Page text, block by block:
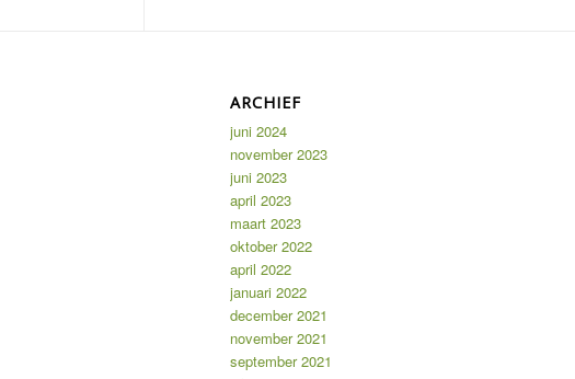
ARCHIEF
juni 2024
november 2023
juni 2023
april 2023
maart 2023
oktober 2022
april 2022
januari 2022
december 2021
november 2021
september 2021